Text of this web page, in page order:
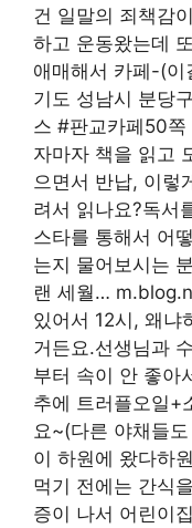
건 일말의 죄책감
하고 운동왔는데
애매해서 카페-(이
기도 성남시 분당
스 #판교카페50
자마자 책을 읽고
으면서 반납, 이렇
려서 읽나요?독서
스타를 통해서 어
는지 물어보시는
랜 세월…
있어서 12시, 왜냐
거든요.선생님과
부터 속이 안 좋아
추에 트러플오일+
요~(다른 야채들
이 하원에 왔다하
먹기 전에는 간식
증이 나서 어린이